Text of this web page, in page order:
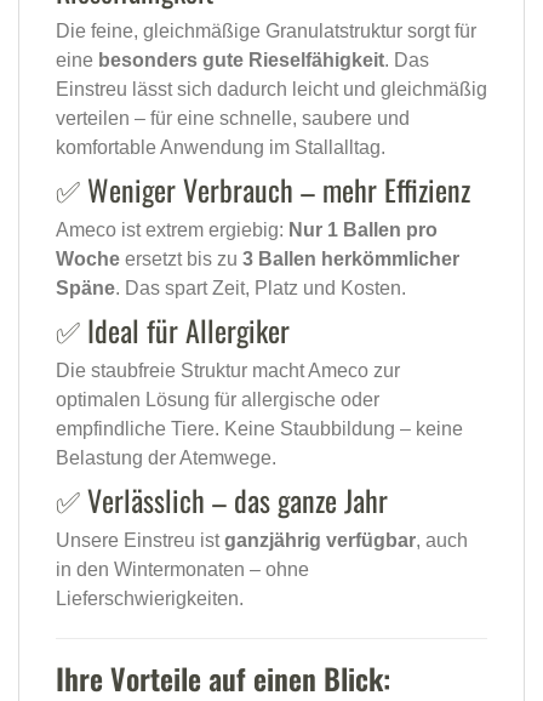
Die feine, gleichmäßige Granulatstruktur sorgt für
eine besonders gute Rieselfähigkeit. Das
Einstreu lässt sich dadurch leicht und gleichmäßig
verteilen – für eine schnelle, saubere und
komfortable Anwendung im Stallalltag.
✅ Weniger Verbrauch – mehr Effizienz
Ameco ist extrem ergiebig: Nur 1 Ballen pro
Woche ersetzt bis zu 3 Ballen herkömmlicher
Späne. Das spart Zeit, Platz und Kosten.
✅ Ideal für Allergiker
Die staubfreie Struktur macht Ameco zur
optimalen Lösung für allergische oder
empfindliche Tiere. Keine Staubbildung – keine
Belastung der Atemwege.
✅ Verlässlich – das ganze Jahr
Unsere Einstreu istganzjährig verfügbar, auch
in den Wintermonaten – ohne
Lieferschwierigkeiten.
Ihre Vorteile auf einen Blick: